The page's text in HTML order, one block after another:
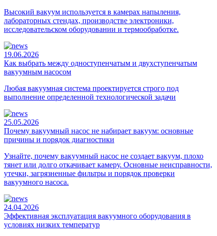
Высокий вакуум используется в камерах напыления,
лабораторных стендах, производстве электроники,
исследовательском оборудовании и термообработке.
19.06.2026
Как выбрать между одноступенчатым и двухступенчатым
вакуумным насосом
Любая вакуумная система проектируется строго под
выполнение определенной технологической задачи
25.05.2026
Почему вакуумный насос не набирает вакуум: основные
причины и порядок диагностики
Узнайте, почему вакуумный насос не создает вакуум, плохо
тянет или долго откачивает камеру. Основные неисправности,
утечки, загрязненные фильтры и порядок проверки
вакуумного насоса.
24.04.2026
Эффективная эксплуатация вакуумного оборудования в
условиях низких температур